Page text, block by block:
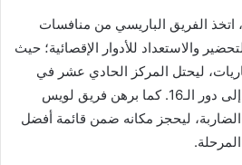
الفريق الباريسي من منافسات
والاستعداد للأدوار الإقصائية؛ حيث
مباريات، ليحتل المركز الحادي عشر في
الترتيب العام ويضمن تأهله إلى دور الـ16. كما برهن فريق لويس
ليحجز مكانه ضمن قائمة أفضل